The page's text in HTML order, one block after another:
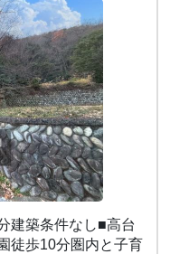
建築条件なし■高台
徒歩10分圏内と子育